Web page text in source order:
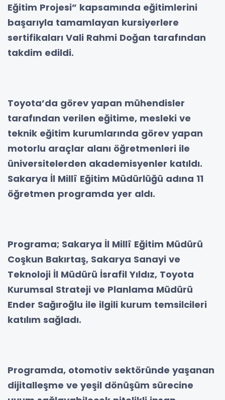
Eğitim Projesi” kapsamında eğitimlerini
başarıyla tamamlayan kursiyerlere
sertifikaları Vali Rahmi Doğan tarafından
takdim edildi.
Toyota’da görev yapan mühendisler
tarafından verilen eğitime, mesleki ve
teknik eğitim kurumlarında görev yapan
motorlu araçlar alanı öğretmenleri ile
üniversitelerden akademisyenler katıldı.
Sakarya İl Millî Eğitim Müdürlüğü adına 11
öğretmen programda yer aldı.
Programa; Sakarya İl Millî Eğitim Müdürü
Coşkun Bakırtaş, Sakarya Sanayi ve
Teknoloji İl Müdürü İsrafil Yıldız, Toyota
Kurumsal Strateji ve Planlama Müdürü
Ender Sağıroğlu ile ilgili kurum temsilcileri
katılım sağladı.
Programda, otomotiv sektöründe yaşanan
dijitalleşme ve yeşil dönüşüm sürecine